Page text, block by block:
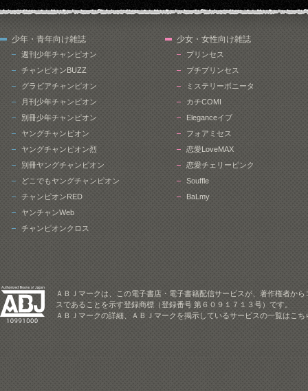
少年・青年向け雑誌
週刊少年チャンピオン
チャンピオンBUZZ
グラビアチャンピオン
月刊少年チャンピオン
別冊少年チャンピオン
ヤングチャンピオン
ヤングチャンピオン烈
別冊ヤングチャンピオン
どこでもヤングチャンピオン
チャンピオンRED
ヤンチャンWeb
チャンピオンクロス
少女・女性向け雑誌
プリンセス
プチプリンセス
ミステリーボニータ
カチCOMI
Eleganceイブ
フォアミセス
恋愛LoveMAX
恋愛チェリーピンク
Souffle
BaLmy
ＡＢＪマークは、この電子書店・電子書籍配信サービスが、著作権者か
スであることを示す登録商標（登録番号 第６０９１７１３号）です。
ＡＢＪマークの詳細、ＡＢＪマークを掲示しているサービスの一覧はこ